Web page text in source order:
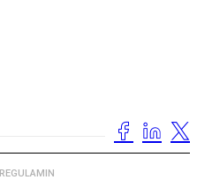
REGULAMIN